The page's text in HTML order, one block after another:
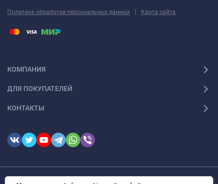
Политика обработки персональных данных | Карта сайта
КОМПАНИЯ
ДЛЯ ПОКУПАТЕЛЕЙ
КОНТАКТЫ